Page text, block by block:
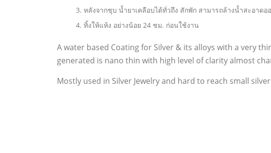
หลังจากชุบ น้ำยาเคลือบได้ทั่วถึง สักพัก สามารถล้างน้ำสะอาดอ
ทิ้งให้แห้ง อย่างน้อย 24 ชม. ก่อนใช้งาน
A water based Coating for Silver & its alloys with a very
generated is nano thin with high level of clarity almost
Mostly used in Silver Jewelry and hard to reach small